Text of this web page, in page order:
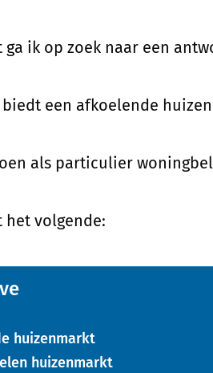
ga ik op zoek naar een
een afkoelende
als particulier
het volgende:
huizenmarkt
huizenmarkt